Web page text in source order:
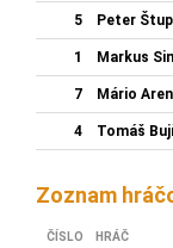
5 Peter
1 Markus
7 Mário
4 Tomáš
Zoznam
ČÍSLO
HRÁČ